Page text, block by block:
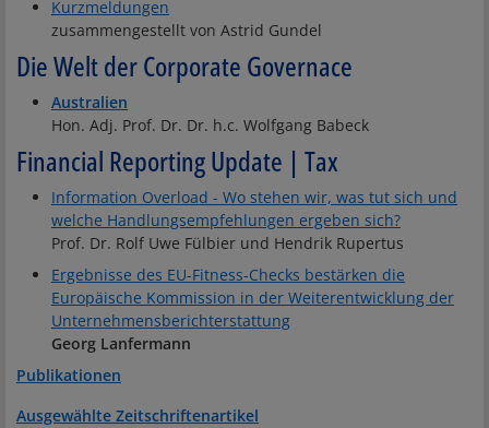
Kurzmeldungen
zusammengestellt von Astrid Gundel
Die Welt der Corporate Governace
Australien
Hon. Adj. Prof. Dr. Dr. h.c. Wolfgang Babeck
Financial Reporting Update | Tax
Information Overload - Wo stehen wir, was tut sich und
welche Handlungsempfehlungen ergeben sich?
Prof. Dr. Rolf Uwe Fülbier und Hendrik Rupertus
Ergebnisse des EU-Fitness-Checks bestärken die
Europäische Kommission in der Weiterentwicklung der
Unternehmensberichterstattung
Georg Lanfermann
Publikationen
Ausgewählte Zeitschriftenartikel